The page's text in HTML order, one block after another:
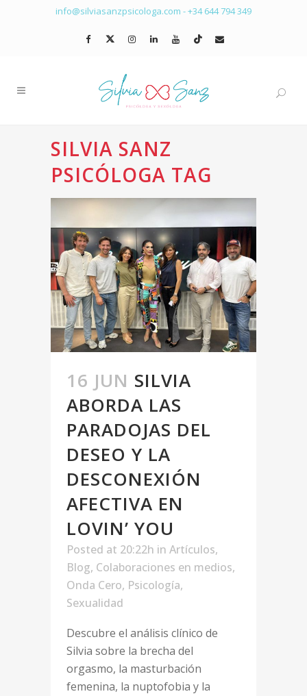
info@silviasanzpsicologa.com -+34 644 794 349
SILVIA SANZ
PSICÓLOGA TAG
16 JUN SILVIA
ABORDA LAS
PARADOJAS DEL
DESEO Y LA
DESCONEXIÓN
AFECTIVA EN
LOVIN’ YOU
Posted at 20:22h in Artículos,
Blog, Colaboraciones en medios,
Onda Cero, Psicología,
Sexualidad
Descubre el análisis clínico de
Silvia sobre la brecha del
orgasmo, la masturbación
femenina, la nuptofobia y la